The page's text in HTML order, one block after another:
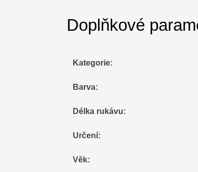
Doplňkové
Kategorie:
Barva:
Délka rukávu:
Určení:
Věk: